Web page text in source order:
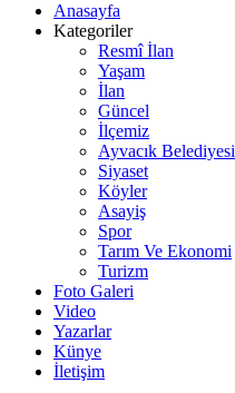
Anasayfa
Kategoriler
Resmî İlan
Yaşam
İlan
Güncel
İlçemiz
Ayvacık Belediyesi
Siyaset
Köyler
Asayiş
Spor
Tarım Ve Ekonomi
Turizm
Foto Galeri
Video
Yazarlar
Künye
İletişim